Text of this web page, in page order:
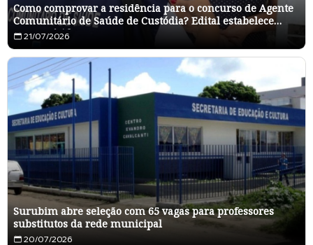
Como comprovar a residência para o concurso de Agente
Comunitário de Saúde de Custódia? Edital estabelece
regras rígidas
21/07/2026
Surubim abre seleção com 65 vagas para professores
substitutos da rede municipal
20/07/2026